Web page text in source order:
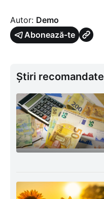
Autor: Demo
Abonează-te
Știri recomandate